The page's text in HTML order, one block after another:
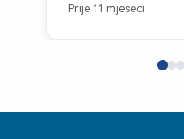
Prije 11 mjeseci